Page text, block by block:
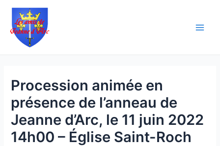
Aller
contenu
Procession animée en
présence de l’anneau de
Jeanne d’Arc, le 11 juin 2022
14h00 – Église Saint-Roch
Navigation
articles